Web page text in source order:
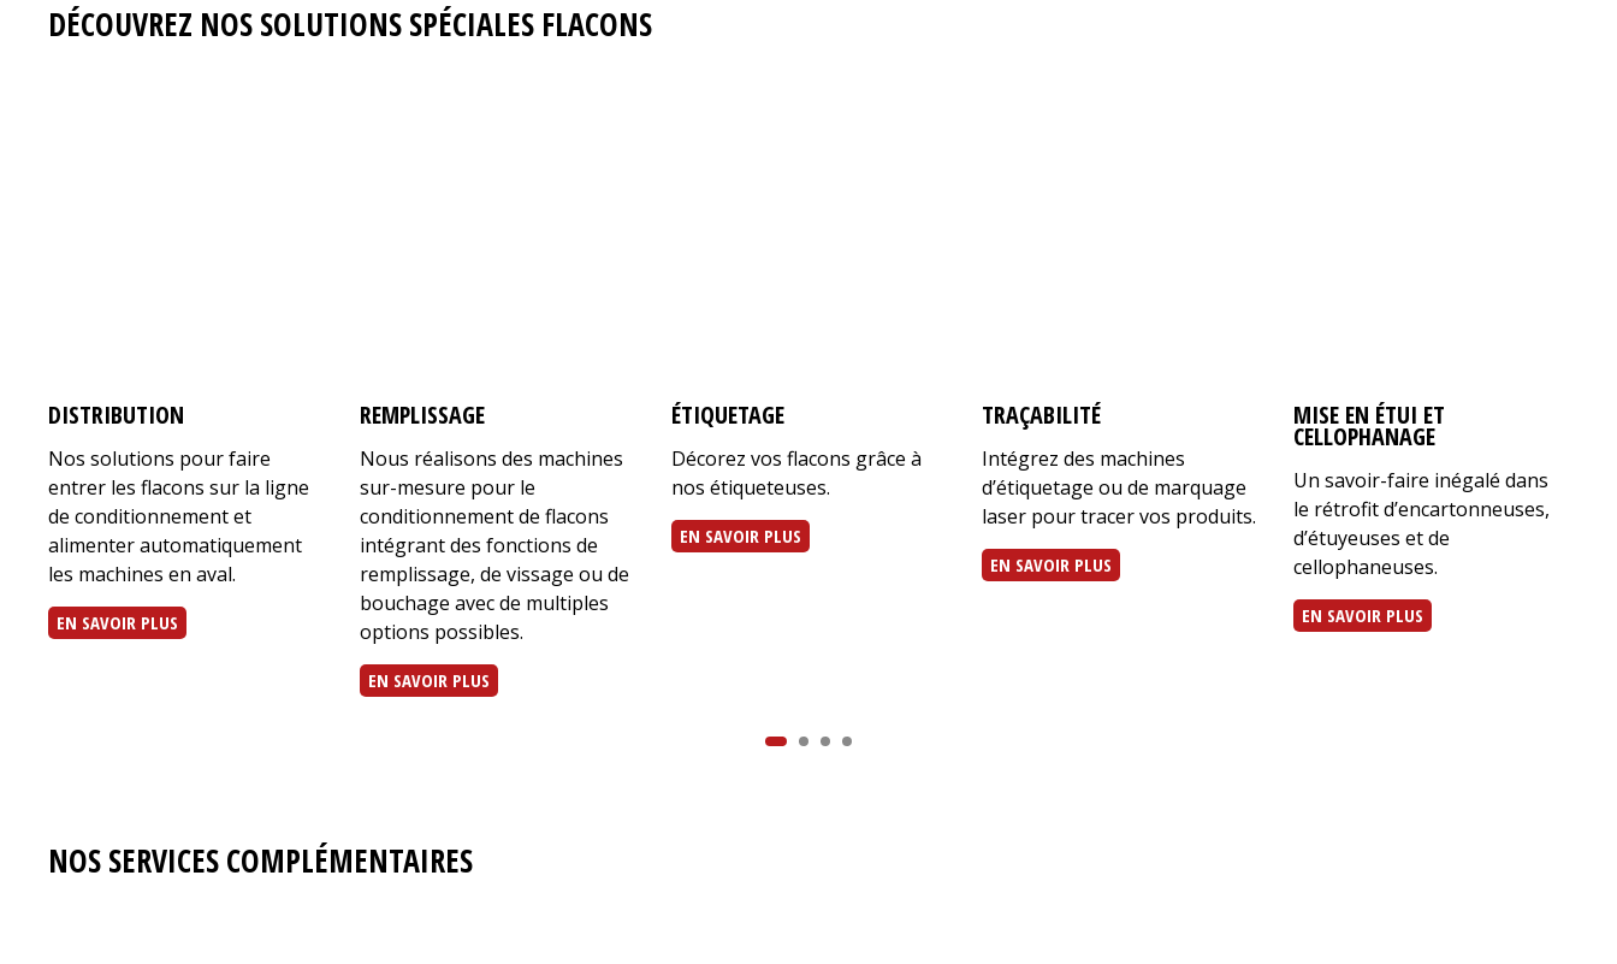
DÉCOUVREZ NOS SOLUTIONS SPÉCIALES FLACONS
DISTRIBUTION
Nos solutions pour faire
entrer les flacons sur la ligne
de conditionnement et
alimenter automatiquement
les machines en aval.
EN SAVOIR PLUS
REMPLISSAGE
Nous réalisons des machines
sur-mesure pour le
conditionnement de flacons
intégrant des fonctions de
remplissage, de vissage ou de
bouchage avec de multiples
options possibles.
EN SAVOIR PLUS
ÉTIQUETAGE
Décorez vos flacons grâce à
nos étiqueteuses.
EN SAVOIR PLUS
TRAÇABILITÉ
Intégrez des machines
d’étiquetage ou de marquage
laser pour tracer vos produits.
EN SAVOIR PLUS
MISE EN ÉTUI ET
CELLOPHANAGE
Un savoir-faire inégalé dans
le rétrofit d’encartonneuses,
d’étuyeuses et de
cellophaneuses.
EN SAVOIR PLUS
NOS SERVICES COMPLÉMENTAIRES